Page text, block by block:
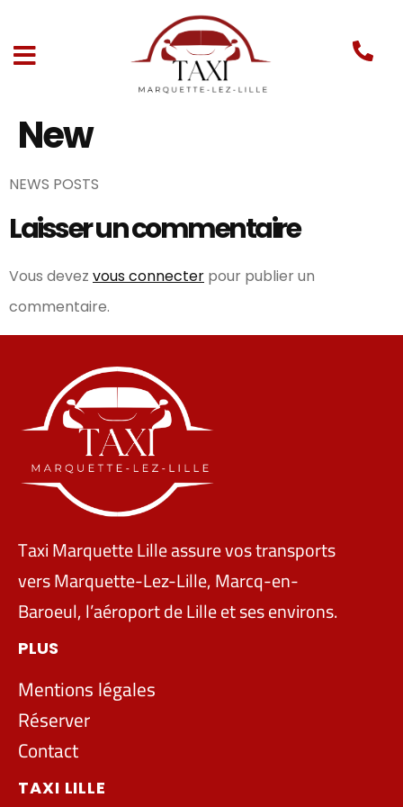
New
NEWS POSTS
Laisser un commentaire
Vous devez vous connecter pour publier un
commentaire.
Taxi Marquette Lille assure vos transports
vers Marquette-Lez-Lille, Marcq-en-
Baroeul, l’aéroport de Lille et ses environs.
PLUS
Mentions légales
Réserver
Contact
TAXI LILLE